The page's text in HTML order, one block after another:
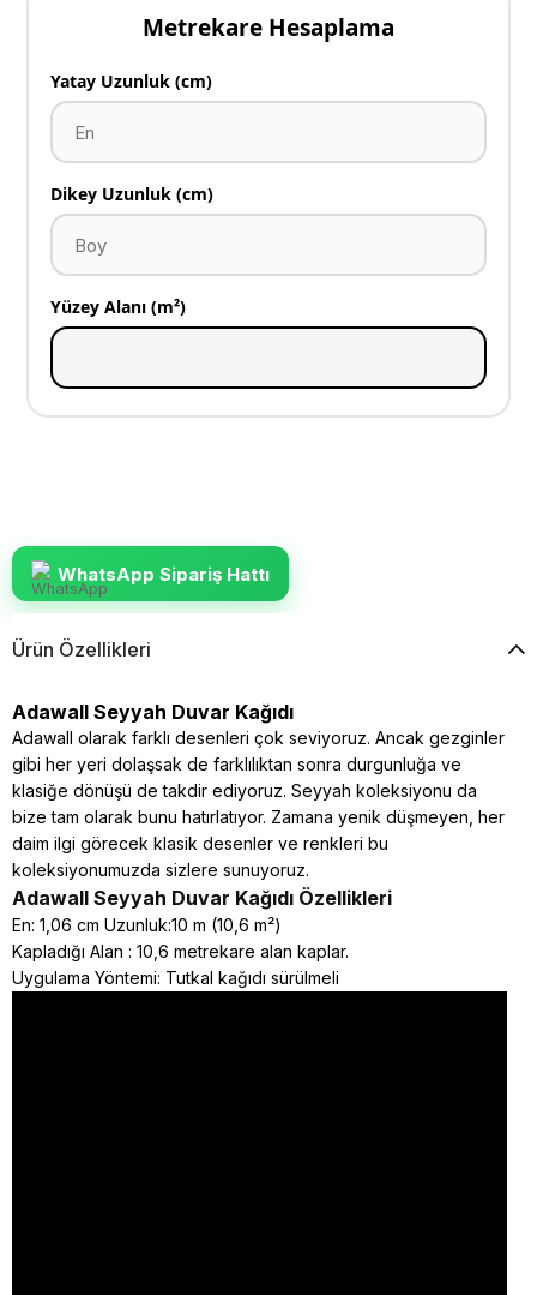
Metrekare Hesaplama
Yatay Uzunluk (cm)
Dikey Uzunluk (cm)
Yüzey Alanı (m²)
WhatsApp Sipariş Hattı
Ürün Özellikleri
Adawall Seyyah Duvar Kağıdı
Adawall olarak farklı desenleri çok seviyoruz. Ancak gezginler
gibi her yeri dolaşsak de farklılıktan sonra durgunluğa ve
klasiğe dönüşü de takdir ediyoruz. Seyyah koleksiyonu da
bize tam olarak bunu hatırlatıyor. Zamana yenik düşmeyen, her
daim ilgi görecek klasik desenler ve renkleri bu
koleksiyonumuzda sizlere sunuyoruz.
Adawall Seyyah Duvar Kağıdı Özellikleri
En: 1,06 cm Uzunluk:10 m (10,6 m²)
Kapladığı Alan : 10,6 metrekare alan kaplar.
Uygulama Yöntemi: Tutkal kağıdı sürülmeli